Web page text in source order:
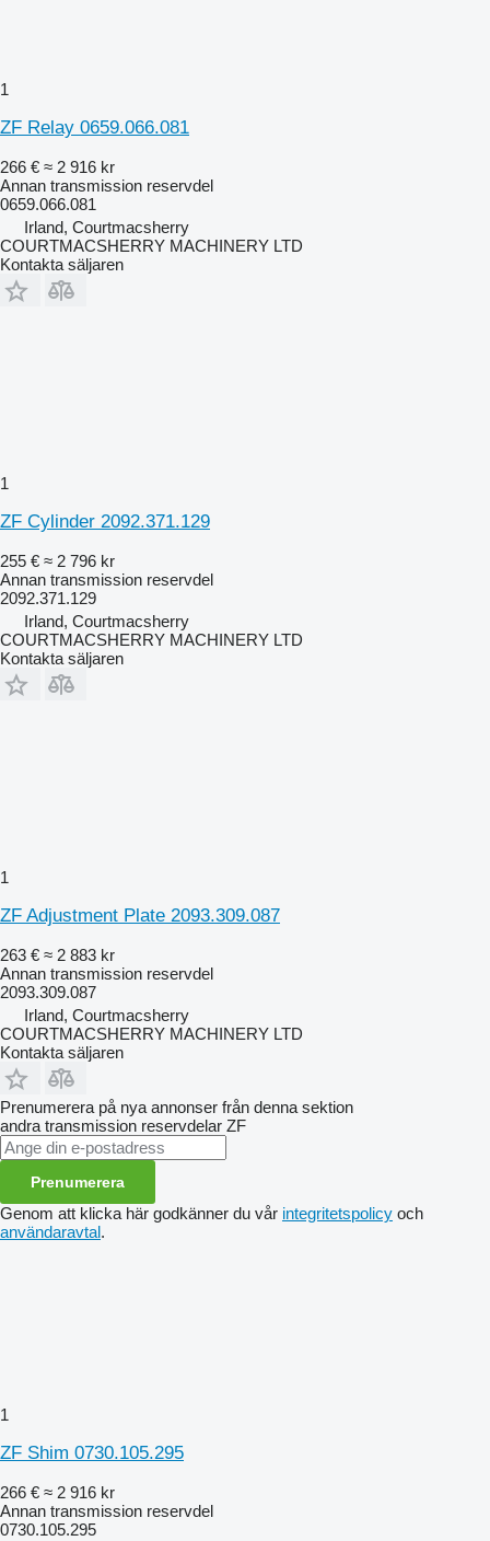
1
ZF Relay 0659.066.081
266 € ≈ 2 916 kr
Annan transmission reservdel
0659.066.081
Irland, Courtmacsherry
COURTMACSHERRY MACHINERY LTD
Kontakta säljaren
1
ZF Cylinder 2092.371.129
255 € ≈ 2 796 kr
Annan transmission reservdel
2092.371.129
Irland, Courtmacsherry
COURTMACSHERRY MACHINERY LTD
Kontakta säljaren
1
ZF Adjustment Plate 2093.309.087
263 € ≈ 2 883 kr
Annan transmission reservdel
2093.309.087
Irland, Courtmacsherry
COURTMACSHERRY MACHINERY LTD
Kontakta säljaren
Prenumerera på nya annonser från denna sektion
andra transmission reservdelar ZF
Prenumerera
Genom att klicka här godkänner du vår integritetspolicy och
användaravtal.
1
ZF Shim 0730.105.295
266 € ≈ 2 916 kr
Annan transmission reservdel
0730.105.295